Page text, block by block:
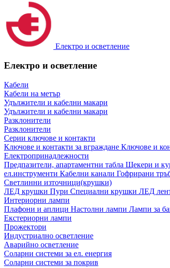
Електро и осветление
Електро и осветление
Кабели
Кабели на метър
Удължители и кабелни макари
Удължители и кабелни макари
Разклонители
Разклонители
Серии ключове и контакти
Ключове и контакти за вграждане Ключове и
Електропринадлежности
Предпазители, апартаментни табла Щекери и
ел.инструменти Кабелни канали Гофрирани
Светлинни източници(крушки)
ЛЕД крушки Пури Специални крушки ЛЕД
Интериорни лампи
Плафони и аплици Настолни лампи Лампи за
Екстериорни лампи
Прожектори
Индустриално осветление
Аварийно осветление
Соларни системи за ел. енергия
Соларни системи за покрив